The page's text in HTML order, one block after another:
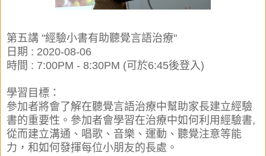
第五講 "經驗小書有助聽覺言語治療"
日期 : 2020-08-06
時間 : 7:00PM - 8:30PM (可於6:45後登入)
學習目標：
參加者將會了解在聽覺言語治療中幫助家長建立經驗
書的重要性。參加者會學習在治療中如何利用經驗書,
從而建立溝通、唱歌、音樂、運動、聽覺注意等能
力，和如何發揮每位小朋友的長處。